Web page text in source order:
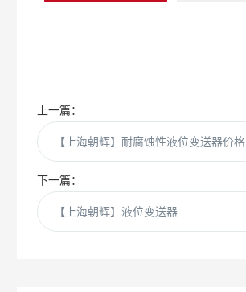
上一篇：
【上海朝辉】耐腐蚀性液位变送器价格
下一篇：
【上海朝辉】液位变送器